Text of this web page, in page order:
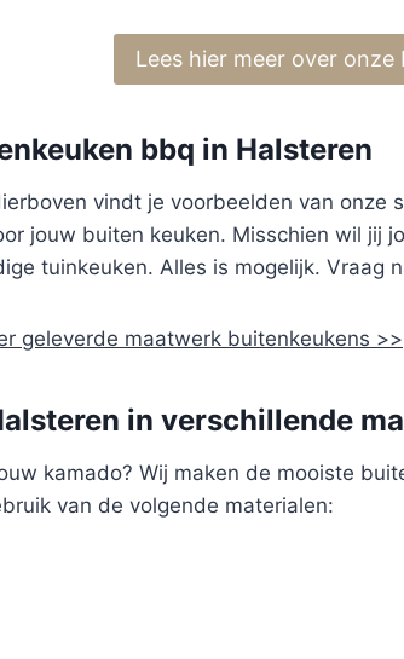
Lees hier meer over
bbq in Halsteren
vindt je voorbeelden van
jouw buiten keuken. Misschien wil
tuinkeuken. Alles is mogelijk. Vraag
geleverde maatwerk buitenkeukens >>
in verschillende
kamado? Wij maken de mooiste
van de volgende materialen: